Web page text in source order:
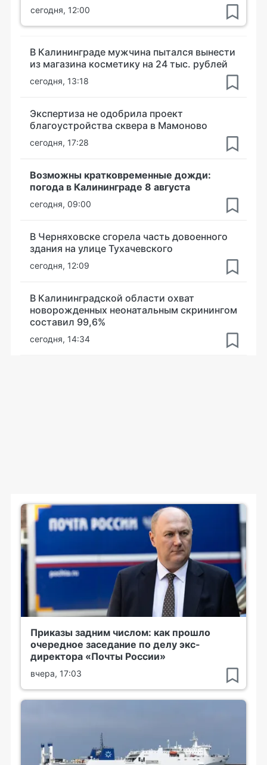
сегодня, 12:00
В Калининграде мужчина пытался вынести
из магазина косметику на 24 тыс. рублей
сегодня, 13:18
Экспертиза не одобрила проект
благоустройства сквера в Мамоново
сегодня, 17:28
Возможны кратковременные дожди:
погода в Калининграде 8 августа
сегодня, 09:00
В Черняховске сгорела часть довоенного
здания на улице Тухачевского
сегодня, 12:09
В Калининградской области охват
новорожденных неонатальным скринингом
составил 99,6%
сегодня, 14:34
Приказы задним числом: как прошло
очередное заседание по делу экс-
директора «Почты России»
вчера, 17:03